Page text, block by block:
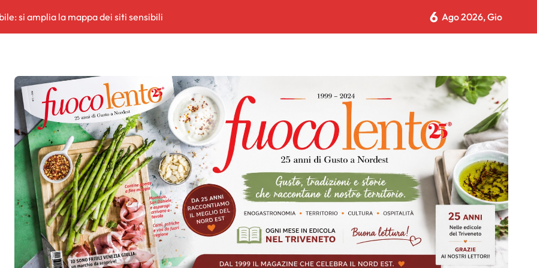
si amplia la mappa dei siti sensibili
presi
riconosciuto a livello nazionale: primo e unico in Friuli Venezia Giulia
6 Ago 2026, Gio